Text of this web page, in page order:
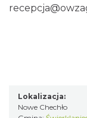
Lokalizacja:
Nowe Chechło